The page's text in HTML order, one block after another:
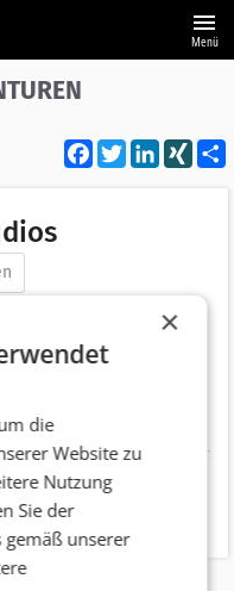
menu
Menü
Facebook
Twitter XING
×
die
Website zu
Nutzung
Sie der
gemäß unserer